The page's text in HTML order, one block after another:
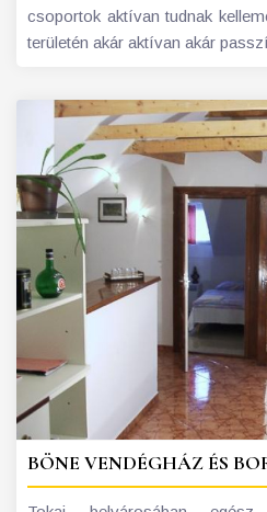
csoportok aktívan tudnak
területén akár aktívan akár
BÖNE VENDÉGHÁZ ÉS